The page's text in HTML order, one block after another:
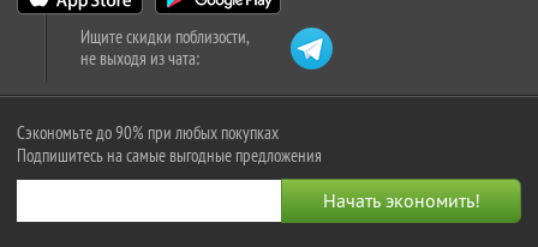
Ищите скидки поблизости,
не выходя из чата:
Сэкономьте до 90% при любых покупках
Подпишитесь на самые выгодные предложения